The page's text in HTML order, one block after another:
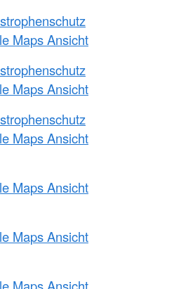
Maps Ansicht
Maps Ansicht
Maps Ansicht
Maps Ansicht
Maps Ansicht
Maps Ansicht